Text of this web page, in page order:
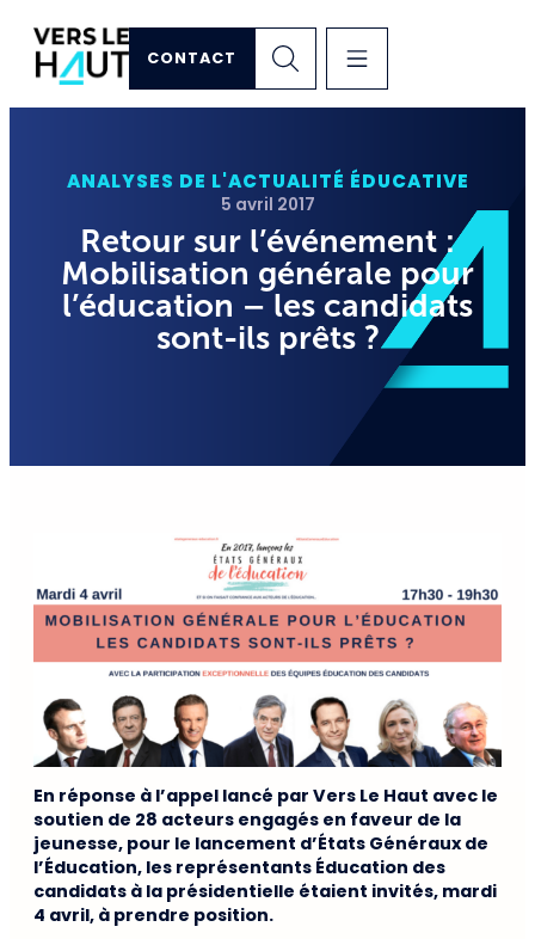
CONTACT
ANALYSES DE L'ACTUALITÉ ÉDUCATIVE
5 avril 2017
Retour sur l’événement :
Mobilisation générale pour
l’éducation – les candidats
sont-ils prêts ?
En réponse à l’appel lancé par Vers Le Haut avec le
soutien de 28 acteurs engagés en faveur de la
jeunesse, pour le lancement d’États Généraux de
l’Éducation, les représentants Éducation des
candidats à la présidentielle étaient invités, mardi
4 avril, à prendre position.